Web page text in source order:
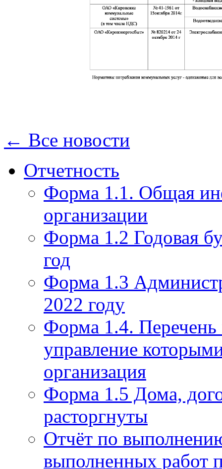
← Все новости
Отчетность
Форма 1.1. Общая
организации
Форма 1.2 Годовая
год
Форма 1.3
2022 году
Форма 1.4.
управление
организация
Форма 1.5 Дома,
расторгнуты
Отчёт по
выполненных работ